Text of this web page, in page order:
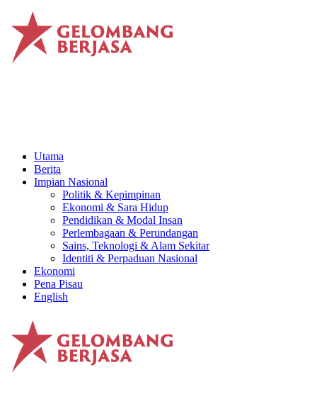
Utama
Berita
Impian Nasional
Politik & Kepimpinan
Ekonomi & Sara Hidup
Pendidikan & Modal Insan
Perlembagaan & Perundangan
Sains, Teknologi & Alam Sekitar
Identiti & Perpaduan Nasional
Ekonomi
Pena Pisau
English